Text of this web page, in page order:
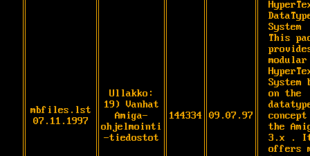
mbfiles.lst
07.11.1997
Ullakko:
19) Vanhat
Amiga-
ohjelmointi
-tiedostot
144334 09.07.97
System
This
modular
System
on the
the
3.x .
offers